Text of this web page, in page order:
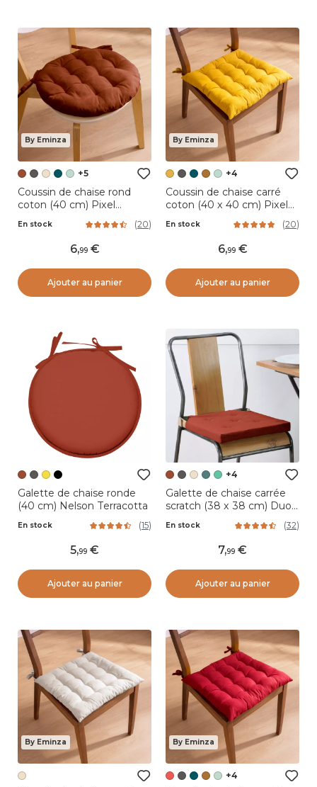
By Eminza
+5
Coussin de chaise rond
coton (40 cm) Pixel
En stock (20)
6,99
Ajouter au panier
By Eminza
+4
Coussin de chaise carré
coton (40 x 40 cm) Pixel
En stock (20)
6,99
Ajouter au panier
Galette de chaise ronde
(40 cm) Nelson Terracotta
En stock (15)
5,99
Ajouter au panier
+4
Galette de chaise carrée
scratch (38 x 38 cm) Duo
En stock (32)
7,99
Ajouter au panier
By Eminza By Eminza
+4